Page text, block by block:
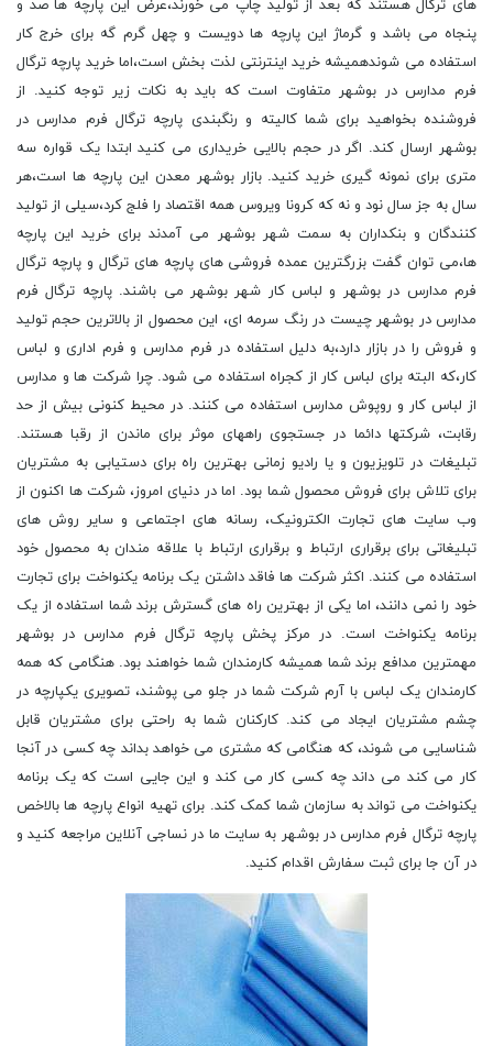
های ترگال هستند که بعد از تولید چاپ می خورند،عرض این پارچه ها صد و
پنجاه می باشد و گرماژ این پارچه ها دویست و چهل گرم گه برای خرج کار
استفاده می شوندهمیشه خرید اینترنتی لذت بخش است،اما خرید پارچه ترگال
فرم مدارس در بوشهر متفاوت است که باید به نکات زیر توجه کنید. از
فروشنده بخواهید برای شما کالیته و رنگبندی پارچه ترگال فرم مدارس در
بوشهر ارسال کند. اگر در حجم بالایی خریداری می کنید ابتدا یک قواره سه
متری برای نمونه گیری خرید کنید. بازار بوشهر معدن این پارچه ها است،هر
سال به جز سال نود و نه که کرونا ویروس همه اقتصاد را فلج کرد،سیلی از تولید
کنندگان و بنکداران به سمت شهر بوشهر می آمدند برای خرید این پارچه
ها،می توان گفت بزرگترین عمده فروشی های پارچه های ترگال و پارچه ترگال
فرم مدارس در بوشهر و لباس کار شهر بوشهر می باشند. پارچه ترگال فرم
مدارس در بوشهر چیست در رنگ سرمه ای، این محصول از بالاترین حجم تولید
و فروش را در بازار دارد،به دلیل استفاده در فرم مدارس و فرم اداری و لباس
کار،که البته برای لباس کار از کجراه استفاده می شود. چرا شرکت ها و مدارس
از لباس کار و روپوش مدارس استفاده می کنند. در محیط کنونی بیش از حد
رقابت، شرکتها دائما در جستجوی راههای موثر برای ماندن از رقبا هستند.
تبلیغات در تلویزیون و یا رادیو زمانی بهترین راه برای دستیابی به مشتریان
برای تلاش برای فروش محصول شما بود. اما در دنیای امروز، شرکت ها اکنون از
وب سایت های تجارت الکترونیک، رسانه های اجتماعی و سایر روش های
تبلیغاتی برای برقراری ارتباط و برقراری ارتباط با علاقه مندان به محصول خود
استفاده می کنند. اکثر شرکت ها فاقد داشتن یک برنامه یکنواخت برای تجارت
خود را نمی دانند، اما یکی از بهترین راه های گسترش برند شما استفاده از یک
برنامه یکنواخت است. در مرکز پخش پارچه ترگال فرم مدارس در بوشهر
مهمترین مدافع برند شما همیشه کارمندان شما خواهند بود. هنگامی که همه
کارمندان یک لباس با آرم شرکت شما در جلو می پوشند، تصویری یکپارچه در
چشم مشتریان ایجاد می کند. کارکنان شما به راحتی برای مشتریان قابل
شناسایی می شوند، که هنگامی که مشتری می خواهد بداند چه کسی در آنجا
کار می کند می داند چه کسی کار می کند و این جایی است که یک برنامه
یکنواخت می تواند به سازمان شما کمک کند. برای تهیه انواع پارچه ها بالاخص
پارچه ترگال فرم مدارس در بوشهر به سایت ما در نساجی آنلاین مراجعه کنید و
در آن جا برای ثبت سفارش اقدام کنید.